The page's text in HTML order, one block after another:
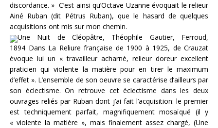
discordance. » C’est ainsi qu’Octave Uzanne évoquait le relieur
Ainé Ruban (dit Pétrus Ruban), que le hasard de quelques
acquisitions ont mis sur mon chemin.
Une Nuit de Cléopâtre, Théophile Gautier, Ferroud,
1894 Dans La Reliure française de 1900 à 1925, de Crauzat
évoque lui un « travailleur acharné, relieur doreur excellent
praticien qui violente la matière pour en tirer le maximum
d’effet ». L’ensemble de son oeuvre se caractérise d’ailleurs par
son éclectisme. On retrouve cet éclectisme dans les deux
ouvrages reliés par Ruban dont j’ai fait l’acquisition: le premier
est techniquement parfait, magnifiquement mosaïqué (il y
« violente la matière », mais finalement assez chargé, (Une